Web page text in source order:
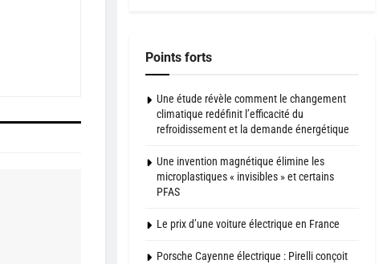
Points forts
Une étude révèle comment le changement
climatique redéfinit l’efficacité du
refroidissement et la demande énergétique
Une invention magnétique élimine les
microplastiques « invisibles » et certains
PFAS
Le prix d’une voiture électrique en France
Porsche Cayenne électrique : Pirelli conçoit